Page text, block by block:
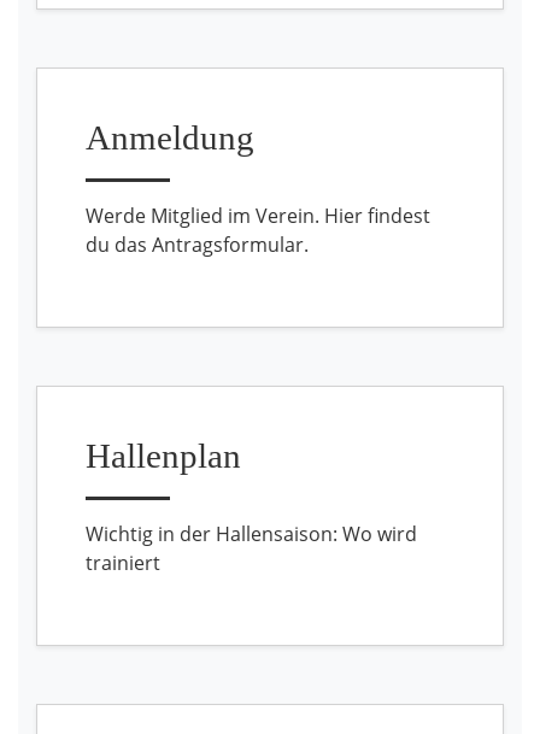
Anmeldung
Werde Mitglied im Verein. Hier findest
du das Antragsformular.
Hallenplan
Wichtig in der Hallensaison: Wo wird
trainiert